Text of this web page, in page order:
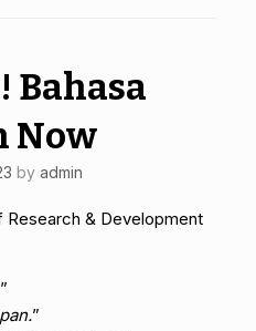
Bahasa
Now
by admin
Research & Development
”
”